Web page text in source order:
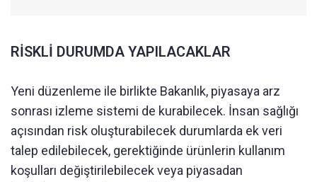
RİSKLİ DURUMDA YAPILACAKLAR
Yeni düzenleme ile birlikte Bakanlık, piyasaya arz
sonrası izleme sistemi de kurabilecek. İnsan sağlığı
açısından risk oluşturabilecek durumlarda ek veri
talep edilebilecek, gerektiğinde ürünlerin kullanım
koşulları değiştirilebilecek veya piyasadan